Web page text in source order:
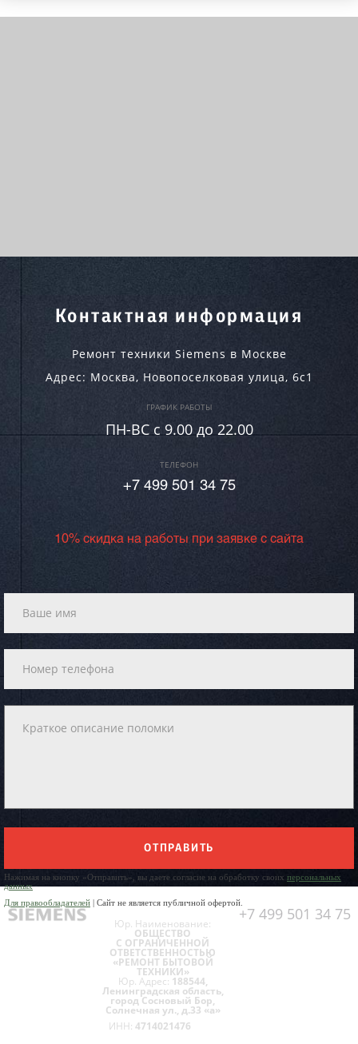
Контактная информация
Ремонт техники Siemens в Москве
Адрес: Москва, Новопоселковая улица, 6с1
ГРАФИК РАБОТЫ
ПН-ВC c 9.00 до 22.00
ТЕЛЕФОН
+7 499 501 34 75
10% скидка на работы при заявке с сайта
ОТПРАВИТЬ
Нажимая на кнопку «Отправить», вы даете согласие на обработку своих персональных
данных
Для правообладателей | Сайт не является публичной офертой.
+7 499 501 34 75
Юр. Наименование:
ОБЩЕСТВО
С ОГРАНИЧЕННОЙ
ОТВЕТСТВЕННОСТЬЮ
«РЕМОНТ БЫТОВОЙ
ТЕХНИКИ»
Юр. Адрес: 188544,
Ленинградская область,
город Сосновый Бор,
Солнечная ул., д.33 «а»
ИНН: 4714021476